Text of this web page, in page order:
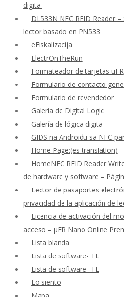
digital
DL533N NFC RFID Reader
lector basado en PN533
eFiskalizacija
ElectrOnTheRun
Formateador de tarjetas uFR
Formulario de contacto
Formulario de revendedor
Galería de Digital Logic
Galería de lógica digital
GIDS na Androidu sa NFC
Home Page:(es translation)
HomeNFC RFID Reader
de hardware y software –
Lector de pasaportes
privacidad de la aplicación de
Licencia de activación del
acceso – μFR Nano Online
Lista blanda
Lista de software- TL
Lista de software- TL
Lo siento